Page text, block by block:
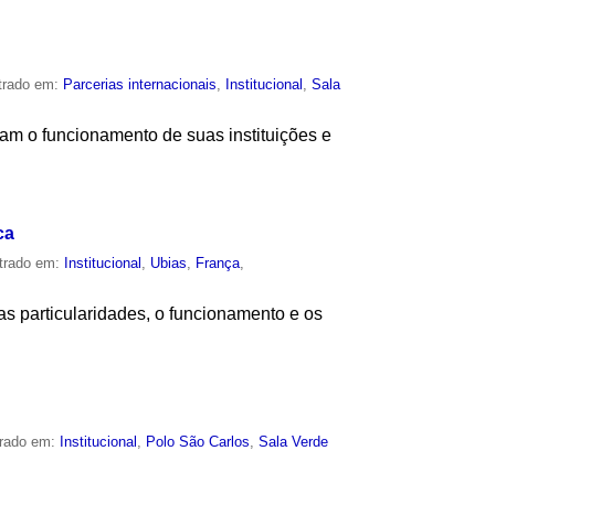
em: Parcerias internacionais, Institucional ,Sala
o funcionamento de suas instituições e
em: Institucional Ubias França
particularidades, o funcionamento e os
em: Institucional Polo São Carlos ,Sala Verde